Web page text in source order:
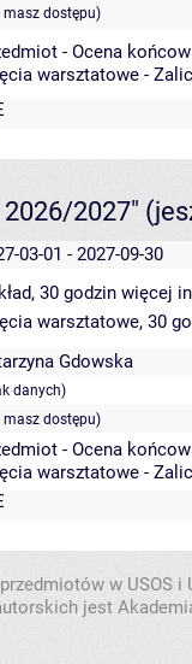
masz dostępu)
- Ocena
warsztatowe -
2027"
03-01 - 2027-09-30
30 godzin więcej
warsztatowe, 30
Gdowska
danych)
masz dostępu)
- Ocena
warsztatowe -
w USOS
jest